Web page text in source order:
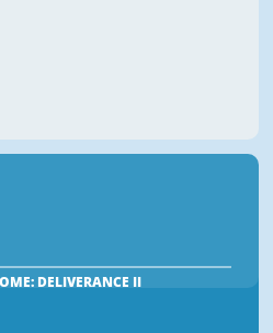
DELIVERANCE II